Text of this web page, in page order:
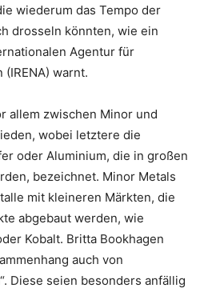
wiederum das Tempo der
drosseln könnten, wie ein
Agentur für
warnt.
allem zwischen Minor und
wobei letztere die
oder Aluminium, die in großen
bezeichnet. Minor Metals
mit kleineren Märkten, die
abgebaut werden, wie
Kobalt. Britta Bookhagen
auch von
Diese seien besonders anfällig